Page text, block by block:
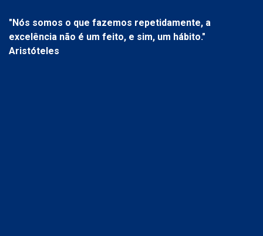
"Nós somos o que fazemos repetidamente, a
excelência não é um feito, e sim, um hábito."
Aristóteles